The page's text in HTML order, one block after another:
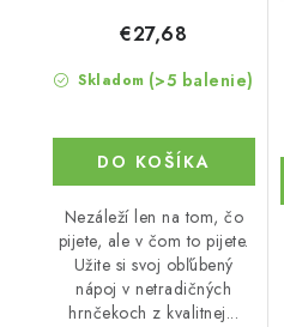
Skladom (>5 balenie)
€27,68
DO KOŠÍKA
Nezáleží len na tom, čo
pijete, ale v čom to pijete.
Užite si svoj obľúbený
nápoj v netradičných
hrnčekoch z kvalitnej...